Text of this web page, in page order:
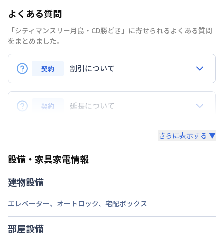
部屋の向き
禁煙・喫煙
禁煙
交通
東京都大江戸線
駐車場
なし
よくある質問
「シティマンスリー月島・CD勝どき」に寄せられるよくある質問
をまとめました。
契約 割引について
Q.リピーターの場合、割引はありますか？
A.はい、ございます。リピーターのお客様にはリピー
ター特典といたしまして、毎月の賃料から3,000円割
契約 延長について
法人契約の場合、通常延長は7日前までにご連絡いた
だければ、1日単位でのご延長が可能でざいます。
（ご延長が14日未満の場合は、そこで契約終了とさ
せていただきます。）
途中の解約も7日前までにご連絡いただければ、多く
いただいている料金は日割りでご返金いたします。
さらに表示する ▼
設備・家具家電情報
建物設備
エレベーター、 オートロック、 宅配ボックス
部屋設備